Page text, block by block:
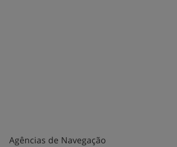
Agências de Navegação